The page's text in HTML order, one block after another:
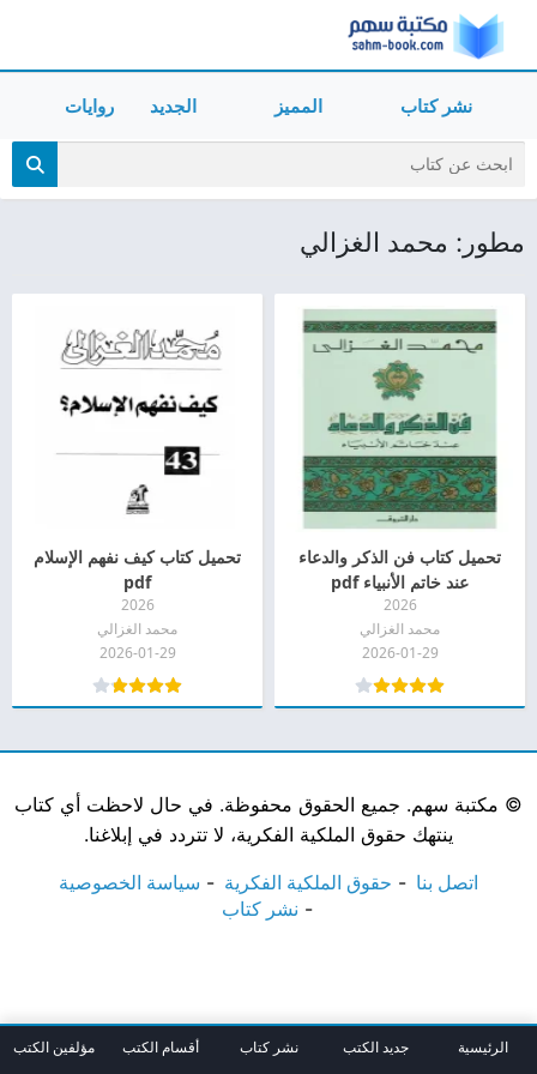
نشر كتاب المميز الجديد روايات
مطور: محمد الغزالي
تحميل كتاب فن الذكر والدعاء
عند خاتم الأنبياء pdf
2026
محمد الغزالي
2026-01-29
تحميل كتاب كيف نفهم الإسلام
pdf
2026
محمد الغزالي
2026-01-29
© مكتبة سهم. جميع الحقوق محفوظة. في حال لاحظت أي كتاب
ينتهك حقوق الملكية الفكرية، لا تتردد في إبلاغنا.
اتصل بنا حقوق الملكية الفكرية
سياسة الخصوصية
نشر كتاب
الرئيسية جديد الكتب نشر كتاب أقسام الكتب مؤلفين الكتب